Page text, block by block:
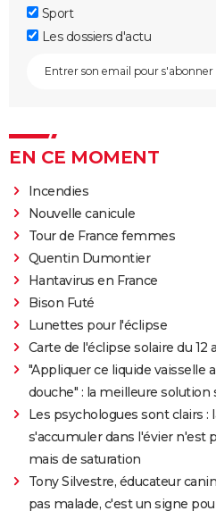
Sport
Les dossiers d'actu
EN CE MOMENT
Incendies
Nouvelle canicule
Tour de France femmes
Quentin Dumontier
Hantavirus en France
Bison Futé
Lunettes pour l'éclipse
Carte de l'éclipse solaire du 12
"Appliquer ce liquide vaisselle
douche" : la meilleure
Les psychologues sont clairs :
s'accumuler dans l'évier n'est
mais de saturation
Tony Silvestre, éducateur
pas malade, c'est un signe